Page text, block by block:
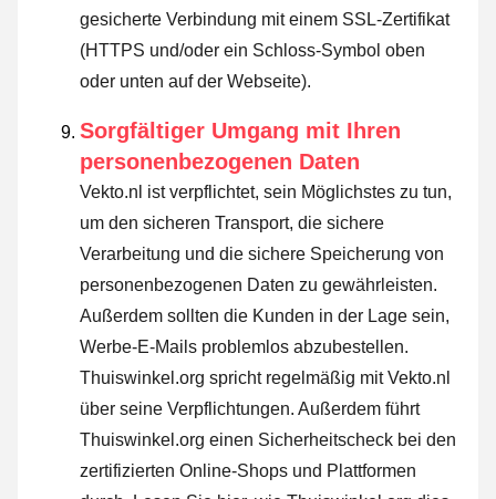
gesicherte Verbindung mit einem SSL-Zertifikat
(HTTPS und/oder ein Schloss-Symbol oben
oder unten auf der Webseite).
Sorgfältiger Umgang mit Ihren
personenbezogenen Daten
Vekto.nl ist verpflichtet, sein Möglichstes zu tun,
um den sicheren Transport, die sichere
Verarbeitung und die sichere Speicherung von
personenbezogenen Daten zu gewährleisten.
Außerdem sollten die Kunden in der Lage sein,
Werbe-E-Mails problemlos abzubestellen.
Thuiswinkel.org spricht regelmäßig mit Vekto.nl
über seine Verpflichtungen. Außerdem führt
Thuiswinkel.org einen Sicherheitscheck bei den
zertifizierten Online-Shops und Plattformen